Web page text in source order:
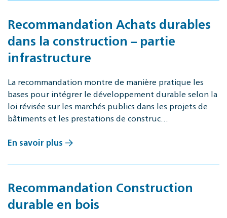
Recommandation Achats durables
dans la construction – partie
infrastructure
La recommandation montre de manière pratique les
bases pour intégrer le développement durable selon la
loi révisée sur les marchés publics dans les projets de
bâtiments et les prestations de construc…
En savoir plus
Recommandation Construction
durable en bois